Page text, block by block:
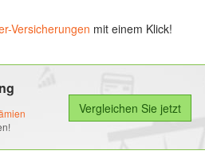
Versicherungen mit einem Klick!